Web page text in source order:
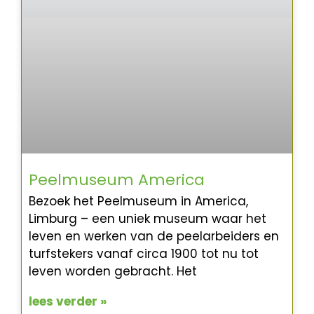
Peelmuseum America
Bezoek het Peelmuseum in America,
Limburg – een uniek museum waar het
leven en werken van de peelarbeiders en
turfstekers vanaf circa 1900 tot nu tot
leven worden gebracht. Het
lees verder »